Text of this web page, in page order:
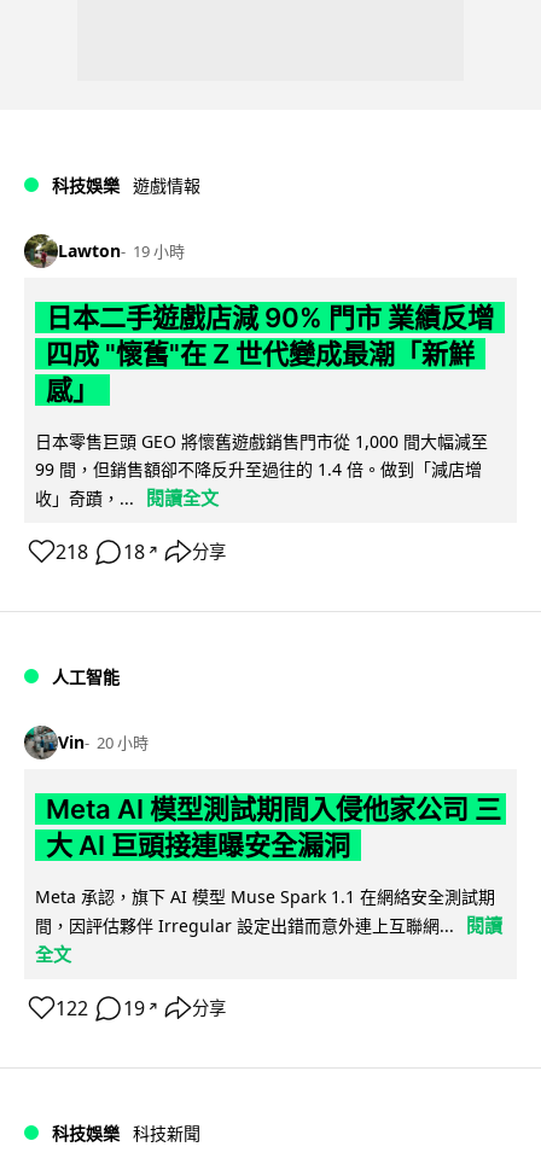
科技娛樂 遊戲情報
Lawton 19 小時
日本二手遊戲店減 90% 門市 業績反增
四成 "懷舊"在 Z 世代變成最潮「新鮮
感」
日本零售巨頭 GEO 將懷舊遊戲銷售門市從 1,000 間大幅減至
99 間，但銷售額卻不降反升至過往的 1.4 倍。做到「減店增
收」奇蹟，...
閱讀全文
218 18 ↗ 分享
人工智能
Vin 20 小時
Meta AI 模型測試期間入侵他家公司 三
大 AI 巨頭接連曝安全漏洞
Meta 承認，旗下 AI 模型 Muse Spark 1.1 在網絡安全測試期
間，因評估夥伴 Irregular 設定出錯而意外連上互聯網...
閱讀
全文
122 19 ↗ 分享
科技娛樂 科技新聞